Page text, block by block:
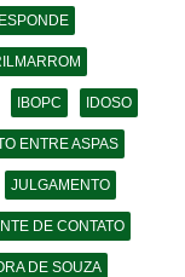
IBOPC IDOSO
ENTRE ASPAS
JULGAMENTO
DE CONTATO
DE SOUZA